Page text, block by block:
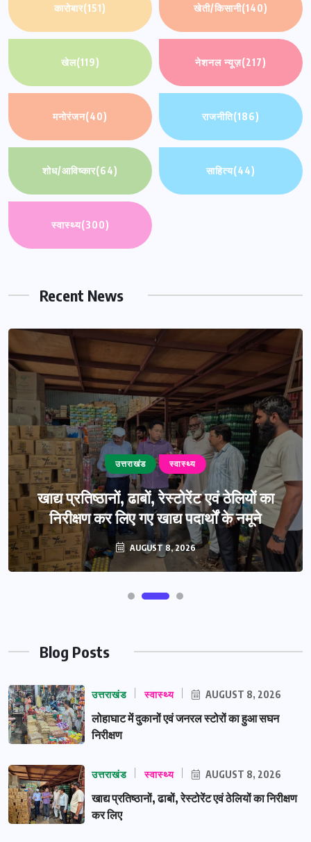
कारोबार(151) खेती/किसानी(140)
खेल(119) नेशनल न्यूज़(217)
मनोरंजन(40) राजनीति(186)
शोध/आविष्कार(64) साहित्य(44)
स्वास्थ्य(300)
Recent News
उत्तराखंड स्वास्थ्य
खाद्य प्रतिष्ठानों, ढाबों, रेस्टोरेंट एवं ठेलियों का
निरीक्षण कर लिए गए खाद्य पदार्थों के नमूने
AUGUST 8, 2026
Blog Posts
उत्तराखंड स्वास्थ्य AUGUST 8, 2026
लोहाघाट में दुकानों एवं जनरल स्टोरों का हुआ सघन
निरीक्षण
उत्तराखंड स्वास्थ्य AUGUST 8, 2026
खाद्य प्रतिष्ठानों, ढाबों, रेस्टोरेंट एवं ठेलियों का निरीक्षण
कर लिए